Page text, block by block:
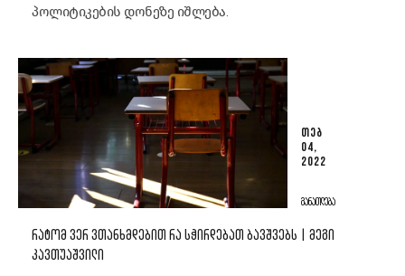
პოლიტიკების დონეზე იშლება.
ᲗᲔᲑ
04,
2022
ᲒᲐᲜᲐᲗᲚᲔᲑᲐ
ᲠᲐᲢᲝᲛ ᲕᲔᲠ ᲕᲗᲐᲜᲮᲛᲓᲔᲑᲘᲗ ᲠᲐ ᲡᲭᲘᲠᲓᲔᲑᲐᲗ ᲑᲐᲕᲨᲕᲔᲑᲡ | ᲛᲔᲒᲘ
ᲙᲐᲕᲗᲣᲐᲨᲕᲘᲚᲘ